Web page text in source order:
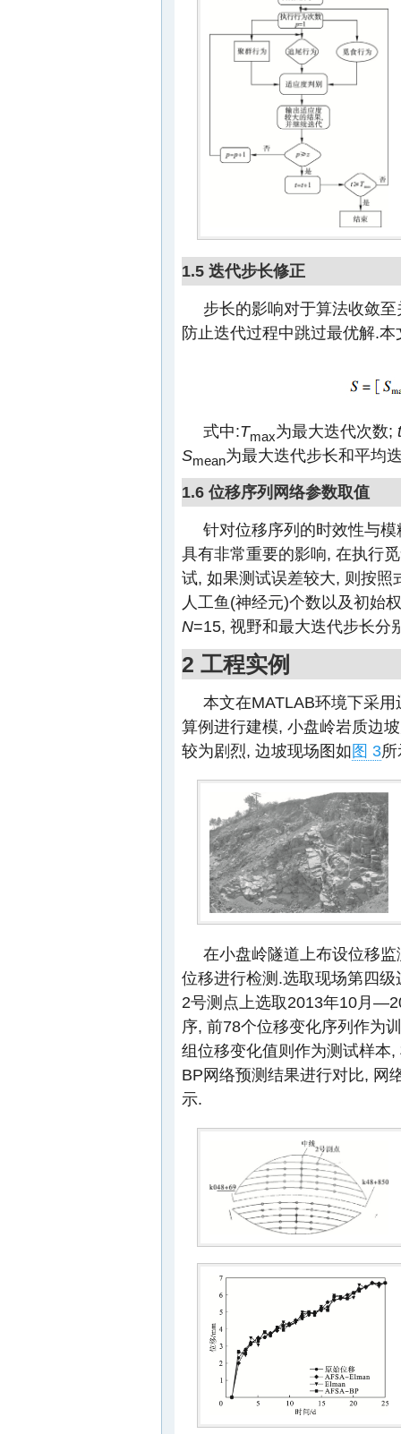
1.5 迭代步长修正
步长的影响对于算法收敛
防止迭代过程中跳过最优解.
式中:Tmax为最大迭代次数; t
Smean为最大迭代步长和平均
1.6 位移序列网络参数取值
针对位移序列的时效性与
具有非常重要的影响, 在执行
试, 如果测试误差较大, 则按
人工鱼(神经元)个数以及初始
N=15, 视野和最大迭代步长分
2 工程实例
本文在MATLAB环境下采
算例进行建模, 小盘岭岩质边
较为剧烈, 边坡现场图如图 3
在小盘岭隧道上布设位移
位移进行检测.选取现场第四
2号测点上选取2013年10月
序, 前78个位移变化序列作为
组位移变化值则作为测试样本
BP网络预测结果进行对比, 网
示.